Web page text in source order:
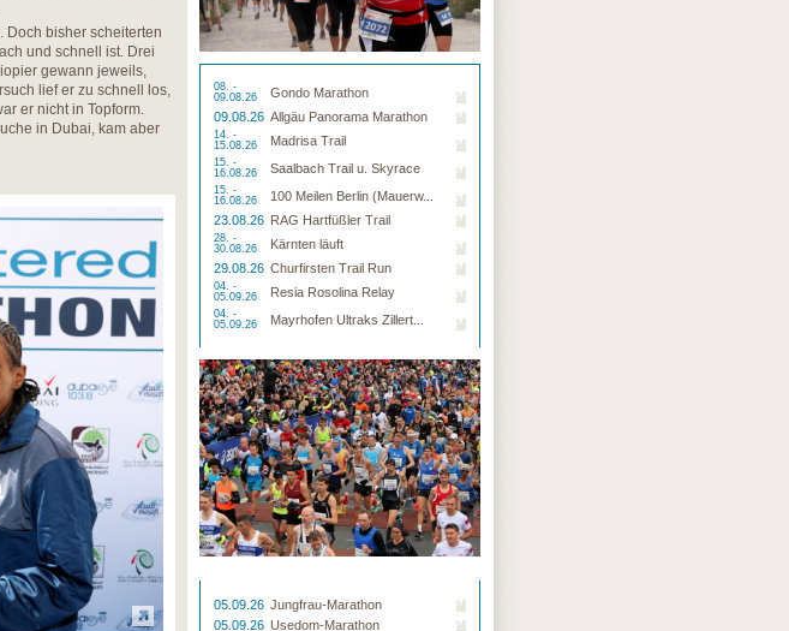
Doch bisher scheiterten
und schnell ist. Drei
gewann jeweils,
lief er zu schnell los,
er nicht in Topform.
in Dubai, kam aber
08. -
09.08.26
Gondo Marathon
09.08.26 Allgäu Panorama Marathon
14. -
15.08.26
Madrisa Trail
15. -
16.08.26
Saalbach Trail u. Skyrace
15. -
16.08.26
100 Meilen Berlin (Mauerw...
23.08.26 RAG Hartfüßler Trail
28. -
30.08.26
Kärnten läuft
29.08.26 Churfirsten Trail Run
04. -
05.09.26
Resia Rosolina Relay
04. -
05.09.26
Mayrhofen Ultraks Zillert...
05.09.26 Jungfrau-Marathon
05.09.26 Usedom-Marathon